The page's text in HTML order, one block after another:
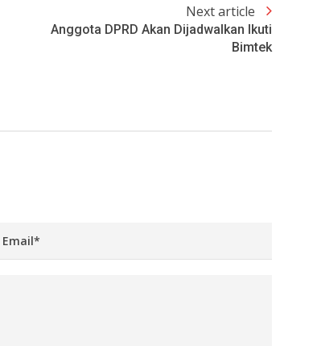
Next article
Anggota DPRD Akan Dijadwalkan Ikuti
Bimtek